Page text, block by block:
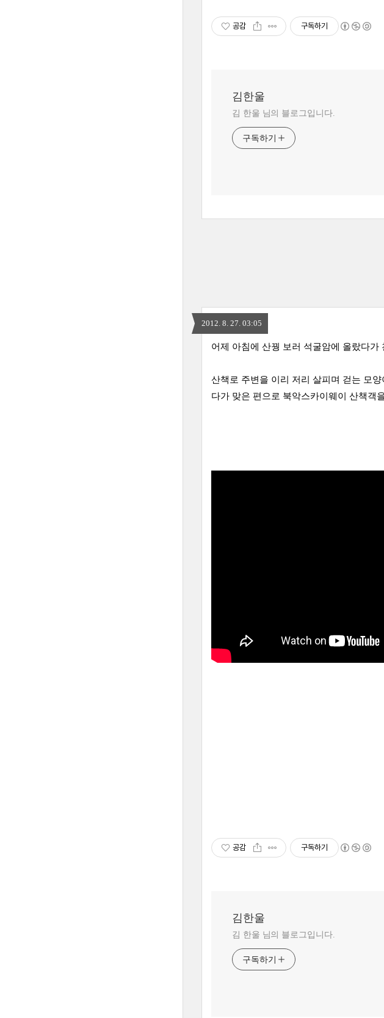
공감 구독하기
김한울
김 한울 님의 블로그입니다.
구독하기
2012. 8. 27. 03:05
어제 아침에 산꿩 보러 석굴암에 올랐다
산책로 주변을 이리 저리 살피며 걷는 모
다가 맞은 편으로 북악스카이웨이 산책객
공감 구독하기
김한울
김 한울 님의 블로그입니다.
구독하기